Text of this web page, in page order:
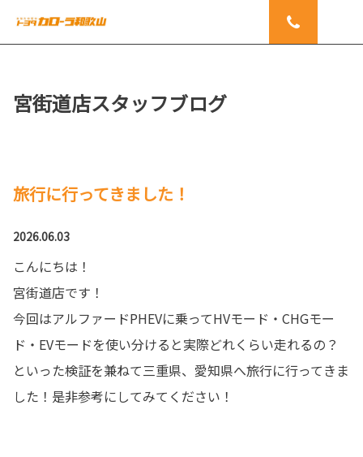
宮街道店スタッフブログ
旅行に行ってきました！
2026.06.03
こんにちは！
宮街道店です！
今回はアルファードPHEVに乗ってHVモード・CHGモー
ド・EVモードを使い分けると実際どれくらい走れるの？
といった検証を兼ねて三重県、愛知県へ旅行に行ってきま
した！是非参考にしてみてください！